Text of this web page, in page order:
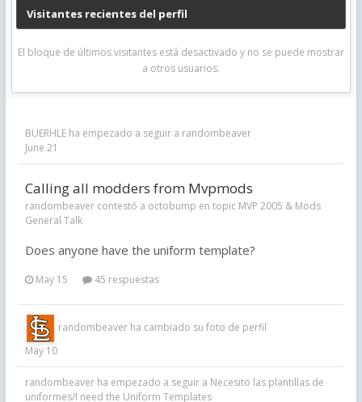
Visitantes recientes del perfil
El bloque de últimos visitantes está desactivado y no se puede mostrar
a otros usuarios.
BUERHLE ha empezado a seguir a randombeaver
June 21
Calling all modders from Mvpmods
randombeaver contestó a octobump en topic MVP 2005 & Mods
General Talk
Does anyone have the uniform template?
May 15 45 respuestas
randombeaver ha cambiado su foto de perfil
May 10
randombeaver ha empezado a seguir a Necesito las plantillas de
uniformes/I need the Uniform Templates